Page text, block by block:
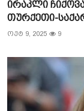
ირაკლი
თურქეთი-
ოქტ 9, 2025 9